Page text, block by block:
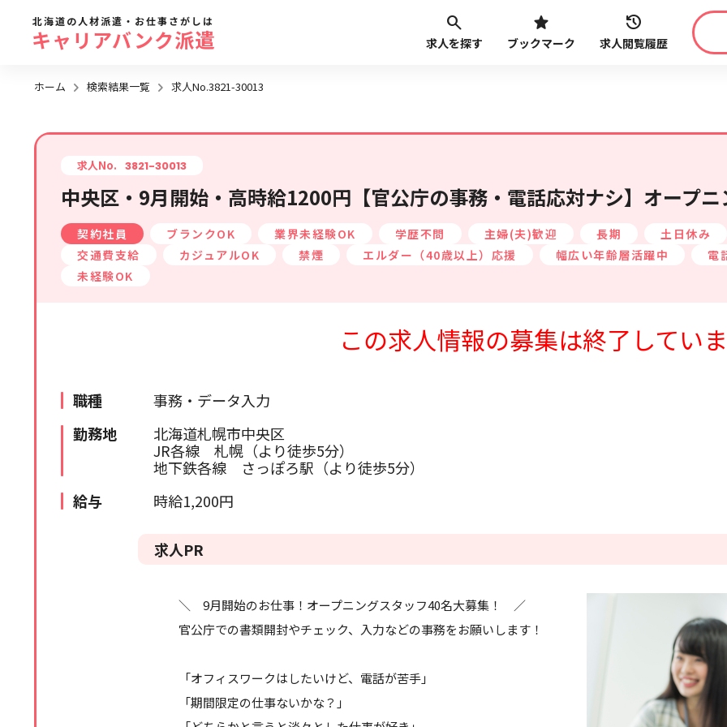
勤務地
札幌市全域
札幌市近郊エリア
苫小牧・室蘭エリア
北海道全域
道外
最近見た求人
求人履歴はありません。
最近利用した検索条件
検索履歴はありません。
北海道の人材派遣・お仕事さがしは
キャリアバンク派遣 求人を探す ブックマーク 求人閲覧履歴
ホーム 検索結果一覧 求人No.3821-30013
求人No. 3821-30013
中央区・9月開始・高時給1200円【官公庁の事務・電話応対ナシ】オープ
契約社員 ブランクOK 業界未経験OK 学歴不問 主婦(夫)歓迎 長期
土日休み
交通費支給
カジュアルOK 禁煙 エルダー（40歳以上）応援 幅広い年齢層活躍中
電
未経験OK
この求人情報の募集は終了してい
職種
事務・データ入力
勤務地
北海道札幌市中央区
JR各線 札幌（より徒歩5分）
地下鉄各線 さっぽろ駅（より徒歩5分）
給与
時給1,200円
求人PR
＼ 9月開始のお仕事！オープニングスタッフ40名大募集！ ／
官公庁での書類開封やチェック、入力などの事務をお願いします！
「オフィスワークはしたいけど、電話が苦手」
「期間限定の仕事ないかな？」